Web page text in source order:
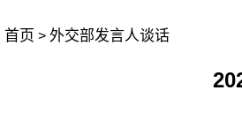
首页 > 外交部发言人谈话